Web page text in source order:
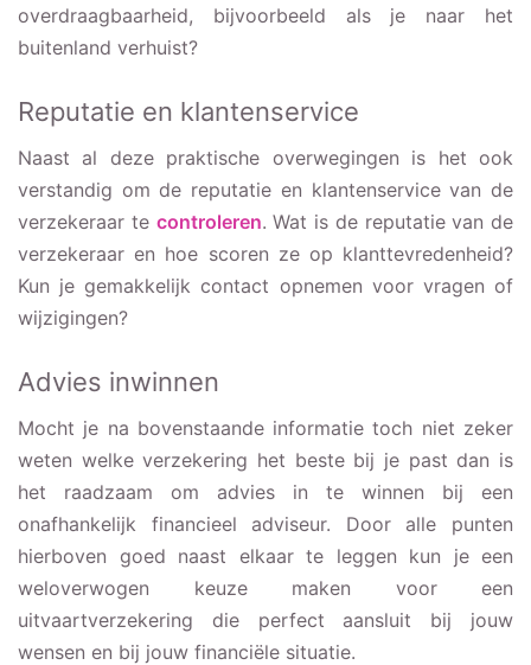
overdraagbaarheid, bijvoorbeeld als je naar het
buitenland verhuist?
Reputatie en klantenservice
Naast al deze praktische overwegingen is het ook
verstandig om de reputatie en klantenservice van de
verzekeraar te controleren. Wat is de reputatie van de
verzekeraar en hoe scoren ze op klanttevredenheid?
Kun je gemakkelijk contact opnemen voor vragen of
wijzigingen?
Advies inwinnen
Mocht je na bovenstaande informatie toch niet zeker
weten welke verzekering het beste bij je past dan is
het raadzaam om advies in te winnen bij een
onafhankelijk financieel adviseur. Door alle punten
hierboven goed naast elkaar te leggen kun je een
weloverwogen keuze maken voor een
uitvaartverzekering die perfect aansluit bij jouw
wensen en bij jouw financiële situatie.